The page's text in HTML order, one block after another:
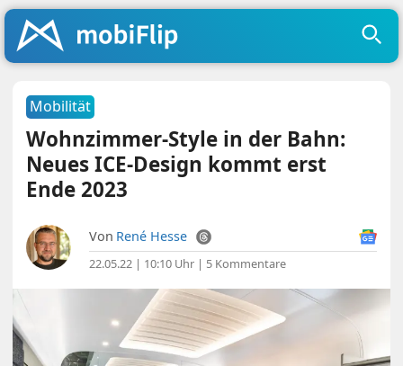
Mobilität
Wohnzimmer-Style in der Bahn:
Neues ICE-Design kommt erst
Ende 2023
Von René Hesse
22.05.22 | 10:10 Uhr | 5 Kommentare